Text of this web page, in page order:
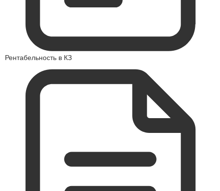
Рентабельность в КЗ